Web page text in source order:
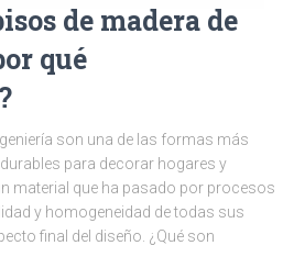
de madera de
qué
son una de las formas más
para decorar hogares y
material que ha pasado por procesos
y homogeneidad de todas sus
final del diseño. ¿Qué son